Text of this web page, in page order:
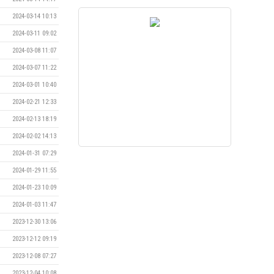
2024-03-14 10:13
2024-03-11 09:02
2024-03-08 11:07
2024-03-07 11:22
2024-03-01 10:40
2024-02-21 12:33
2024-02-13 18:19
2024-02-02 14:13
2024-01-31 07:29
2024-01-29 11:55
2024-01-23 10:09
2024-01-03 11:47
2023-12-30 13:06
2023-12-12 09:19
2023-12-08 07:27